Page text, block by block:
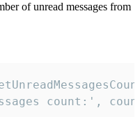
of unread messages from
count:',